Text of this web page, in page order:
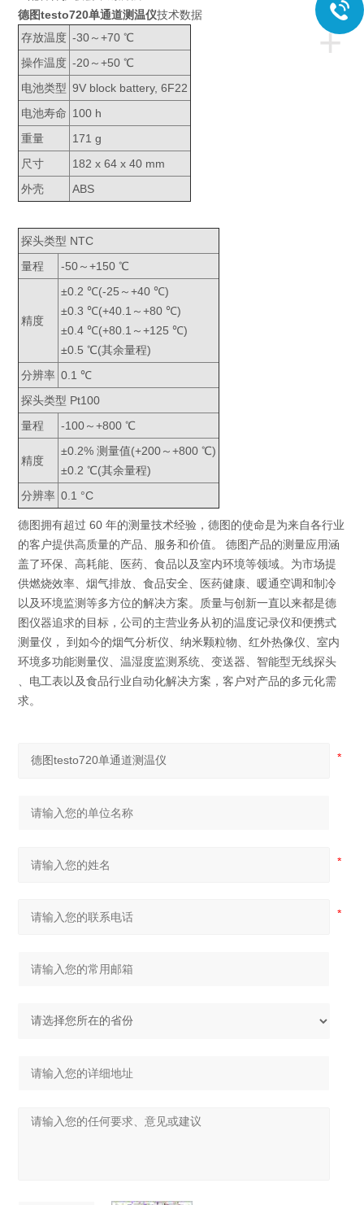
德图testo720单通道测温仪技术数据
+
存放温度 -30～+70 ℃
操作温度 -20～+50 ℃
电池类型 9V block battery, 6F22
电池寿命 100 h
重量
171 g
尺寸
182 x 64 x 40 mm
外壳
ABS
探头类型 NTC
量程
-50～+150 ℃
精度
±0.2 ℃(-25～+40 ℃)
±0.3 ℃(+40.1～+80 ℃)
±0.4 ℃(+80.1～+125 ℃)
±0.5 ℃(其余量程)
分辨率 0.1 ℃
探头类型 Pt100
量程
-100～+800 ℃
精度
±0.2% 测量值(+200～+800 ℃)
±0.2 ℃(其余量程)
分辨率 0.1 °C
德图拥有超过 60 年的测量技术经验，德图的使命是为来自各行业
的客户提供高质量的产品、服务和价值。 德图产品的测量应用涵
盖了环保、高耗能、医药、食品以及室内环境等领域。为市场提
供燃烧效率、烟气排放、食品安全、医药健康、暖通空调和制冷
以及环境监测等多方位的解决方案。质量与创新一直以来都是德
图仪器追求的目标，公司的主营业务从初的温度记录仪和便携式
测量仪， 到如今的烟气分析仪、纳米颗粒物、红外热像仪、室内
环境多功能测量仪、温湿度监测系统、变送器、智能型无线探头
、电工表以及食品行业自动化解决方案，客户对产品的多元化需
求。